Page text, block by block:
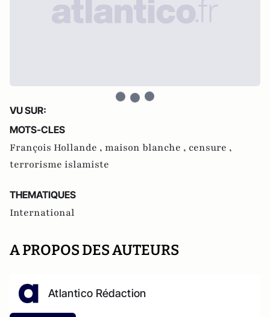
VU SUR:
MOTS-CLES
François Hollande , maison blanche , censure ,
terrorisme islamiste
THEMATIQUES
International
A PROPOS DES AUTEURS
Atlantico Rédaction